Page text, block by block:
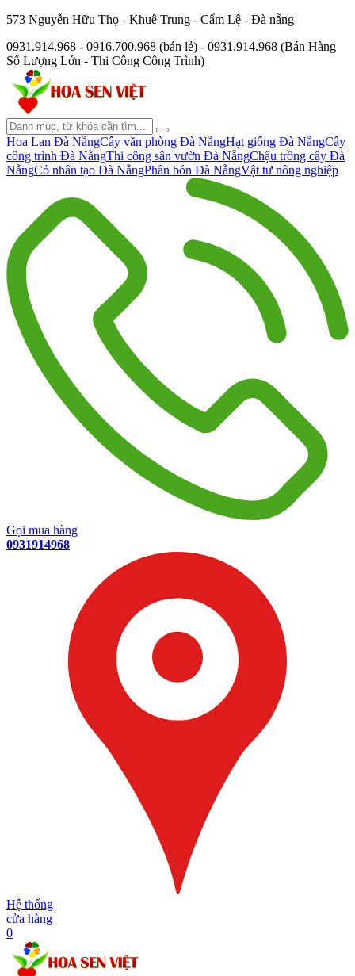
573 Nguyễn Hữu Thọ - Khuê Trung - Cẩm Lệ - Đà nẵng
0931.914.968 - 0916.700.968 (bán lẻ) - 0931.914.968 (Bán Hàng
Số Lượng Lớn - Thi Công Công Trình)
Hoa Lan Đà NẵngCây văn phòng Đà NẵngHạt giống Đà NẵngCây
công trình Đà NẵngThi công sân vườn Đà NẵngChậu trồng cây Đà
NẵngCỏ nhân tạo Đà NẵngPhân bón Đà NẵngVật tư nông nghiệp
Gọi mua hàng
0931914968
Hệ thống
cửa hàng
0